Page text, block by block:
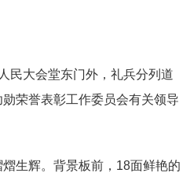
民大会堂东门外，礼兵分列道
荣誉表彰工作委员会有关领导
生辉。背景板前，18面鲜艳的